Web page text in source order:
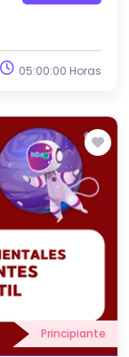
05:00:00 Horas
Principiante